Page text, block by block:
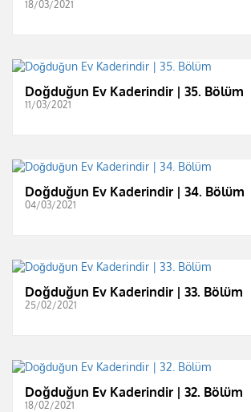
18/03/2021
Doğduğun Ev Kaderindir | 35. Bölüm
11/03/2021
Doğduğun Ev Kaderindir | 34. Bölüm
04/03/2021
Doğduğun Ev Kaderindir | 33. Bölüm
25/02/2021
Doğduğun Ev Kaderindir | 32. Bölüm
18/02/2021